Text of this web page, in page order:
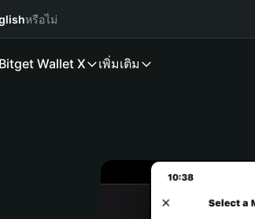
หรือไม่
Bitget Wallet X เพิ่มเติม